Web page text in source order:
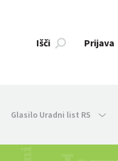
Išči Prijava
Glasilo Uradni list RS